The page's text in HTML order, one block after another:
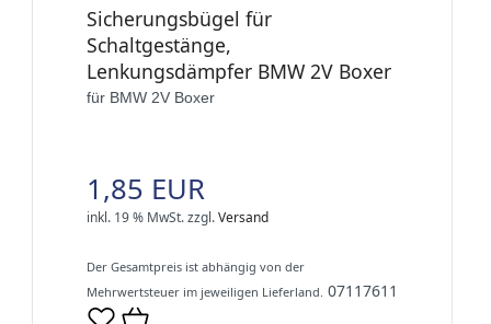
Sicherungsbügel für
Schaltgestänge,
Lenkungsdämpfer BMW 2V Boxer
für BMW 2V Boxer
1,85 EUR
inkl. 19 % MwSt.zzgl.Versand
Der Gesamtpreis ist abhängig von der
Mehrwertsteuer im jeweiligen Lieferland. 07117611